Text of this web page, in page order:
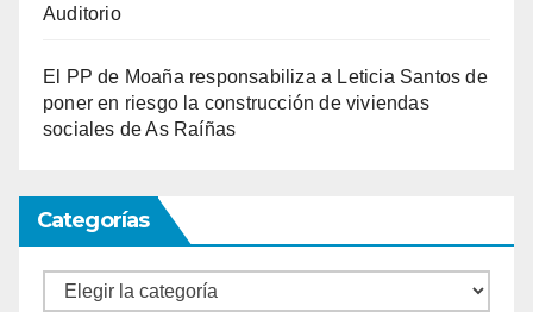
Auditorio
El PP de Moaña responsabiliza a Leticia Santos de
poner en riesgo la construcción de viviendas
sociales de As Raíñas
Categorías
Categorías